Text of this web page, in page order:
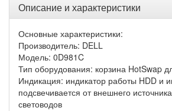
Описание и характеристики
Основные характеристики:
Производитель: DELL
Модель: 0D981C
Тип оборудования: корзина HotSwap
Индикация: индикатор работы HDD и
подсвечивается от внешнего
световодов